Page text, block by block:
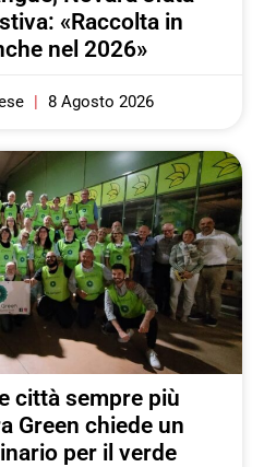
«Raccolta in
nel 2026»
8 Agosto 2026
città sempre più
Green chiede un
per il verde